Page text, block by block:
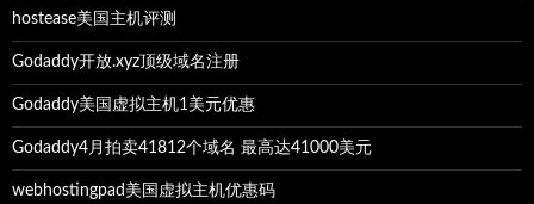
hostease美国主机评测
Godaddy开放.xyz顶级域名注册
Godaddy美国虚拟主机1美元优惠
Godaddy4月拍卖41812个域名 最高达41000美元
webhostingpad美国虚拟主机优惠码